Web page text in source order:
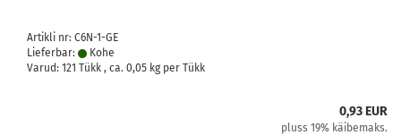
Artikli nr: C6N-1-GE
Lieferbar:
Kohe
Varud: 121 Tükk , ca. 0,05 kg per Tükk
0,93 EUR
pluss 19% käibemaks.